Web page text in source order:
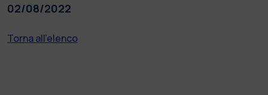
02/08/2022
Torna all'elenco